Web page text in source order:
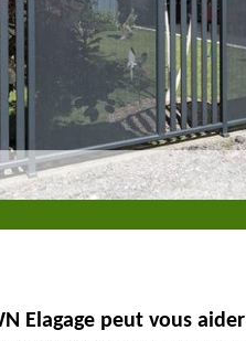
Elagage peut vous aider